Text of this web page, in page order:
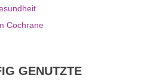
Cochrane
GENUTZTE